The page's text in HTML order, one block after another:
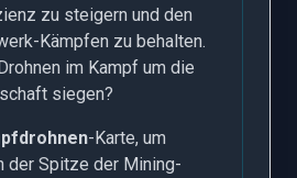
zu steigern und den
Kämpfen zu behalten.
im Kampf um die
siegen?
-Karte, um
der Spitze der Mining-